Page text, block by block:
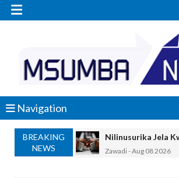

Navigation
BREAKING
NEWS
Nilinusurika Jela
Zawadi -Aug 08 2026